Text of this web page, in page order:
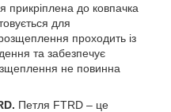
до ковпачка
для
проходить із
та забезпечує
не повинна
Петля FTRD – це